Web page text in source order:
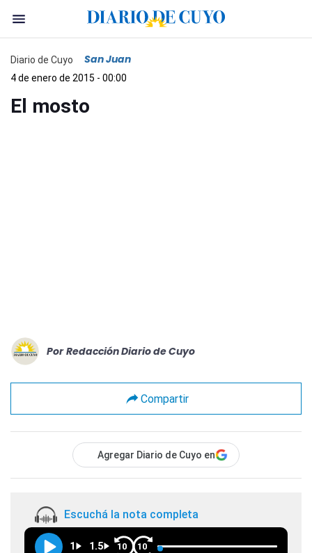
Diario de Cuyo San Juan
4 de enero de 2015 - 00:00
El mosto
Por Redacción Diario de Cuyo
Compartir
Agregar Diario de Cuyo en
Escuchá la nota completa
1 1.5 10 10